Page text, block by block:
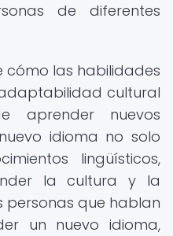
de diferentes
cómo las habilidades
cultural
aprender nuevos
idioma no solo
lingüísticos,
la cultura y la
que hablan
un nuevo idioma,